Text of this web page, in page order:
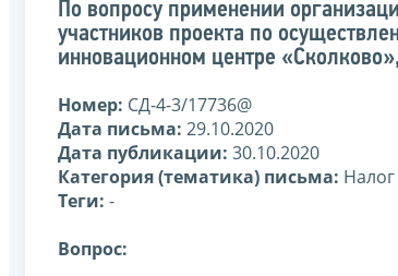
По вопросу применении
участников проекта по
инновационном центре
Номер: СД-4-3/17736@
Дата письма: 29.10.2020
Дата публикации: 30.10.2020
Категория (тематика) письма:
Теги: -
Вопрос: